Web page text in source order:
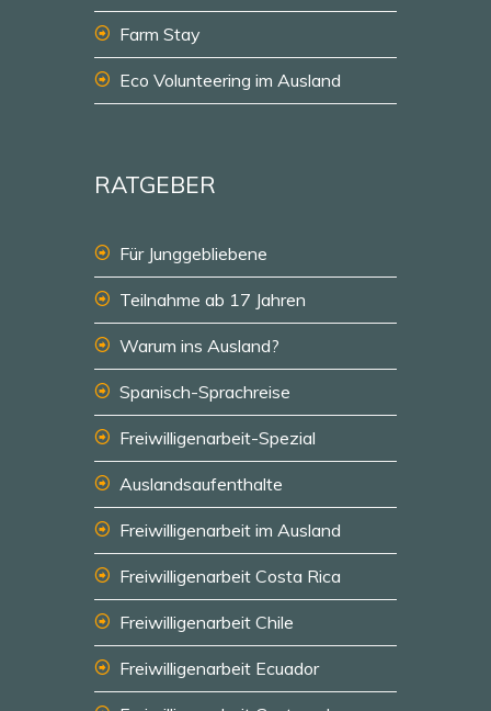
Farm Stay
Eco Volunteering im Ausland
RATGEBER
Für Junggebliebene
Teilnahme ab 17 Jahren
Warum ins Ausland?
Spanisch-Sprachreise
Freiwilligenarbeit-Spezial
Auslandsaufenthalte
Freiwilligenarbeit im Ausland
Freiwilligenarbeit Costa Rica
Freiwilligenarbeit Chile
Freiwilligenarbeit Ecuador